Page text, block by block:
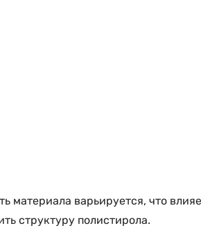
варьируется, что
структуру полистирола.